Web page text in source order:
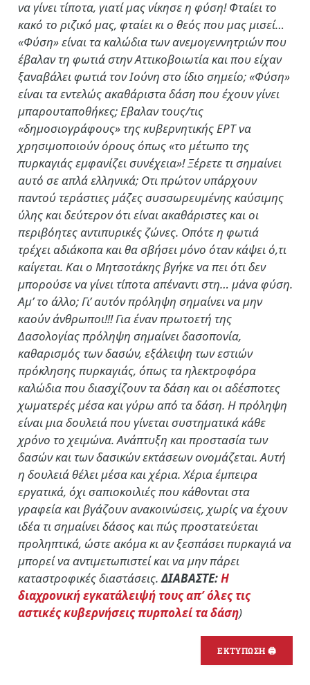
να γίνει τίποτα, γιατί μας νίκησε η φύση! Φταίει το
κακό το ριζικό μας, φταίει κι ο θεός που μας μισεί…
«Φύση» είναι τα καλώδια των ανεμογεννητριών που
έβαλαν τη φωτιά στην Αττικοβοιωτία και που είχαν
ξαναβάλει φωτιά τον Ιούνη στο ίδιο σημείο; «Φύση»
είναι τα εντελώς ακαθάριστα δάση που έχουν γίνει
μπαρουταποθήκες; Εβαλαν τους/τις
«δημοσιογράφους» της κυβερνητικής ΕΡΤ να
χρησιμοποιούν όρους όπως «το μέτωπο της
πυρκαγιάς εμφανίζει συνέχεια»! Ξέρετε τι σημαίνει
αυτό σε απλά ελληνικά; Οτι πρώτον υπάρχουν
παντού τεράστιες μάζες συσσωρευμένης καύσιμης
ύλης και δεύτερον ότι είναι ακαθάριστες και οι
περιβόητες αντιπυρικές ζώνες. Οπότε η φωτιά
τρέχει αδιάκοπα και θα σβήσει μόνο όταν κάψει ό,τι
καίγεται. Και ο Μητσοτάκης βγήκε να πει ότι δεν
μπορούσε να γίνει τίποτα απέναντι στη… μάνα φύση.
Αμ’ το άλλο; Γι’ αυτόν πρόληψη σημαίνει να μην
καούν άνθρωποι!!! Για έναν πρωτοετή της
Δασολογίας πρόληψη σημαίνει δασοπονία,
καθαρισμός των δασών, εξάλειψη των εστιών
πρόκλησης πυρκαγιάς, όπως τα ηλεκτροφόρα
καλώδια που διασχίζουν τα δάση και οι αδέσποτες
χωματερές μέσα και γύρω από τα δάση. Η πρόληψη
είναι μια δουλειά που γίνεται συστηματικά κάθε
χρόνο το χειμώνα. Ανάπτυξη και προστασία των
δασών και των δασικών εκτάσεων ονομάζεται. Αυτή
η δουλειά θέλει μέσα και χέρια. Χέρια έμπειρα
εργατικά, όχι σαπιοκοιλιές που κάθονται στα
γραφεία και βγάζουν ανακοινώσεις, χωρίς να έχουν
ιδέα τι σημαίνει δάσος και πώς προστατεύεται
προληπτικά, ώστε ακόμα κι αν ξεσπάσει πυρκαγιά να
μπορεί να αντιμετωπιστεί και να μην πάρει
καταστροφικές διαστάσεις.ΔΙΑΒΑΣΤΕ:Η
διαχρονική εγκατάλειψή τους απ’ όλες τις
αστικές κυβερνήσεις πυρπολεί τα δάση)
ΕΚΤΥΠΩΣΗ 🖨